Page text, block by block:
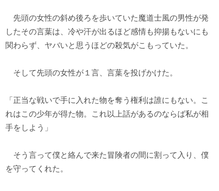
先頭の女性の斜め後ろを歩いていた魔道士風の男性が発
したその言葉は、冷や汗が出るほど感情も抑揚もないにも
関わらず、ヤバいと思うほどの殺気がこもっていた。
そして先頭の女性が１言、言葉を投げかけた。
「正当な戦いで手に入れた物を奪う権利は誰にもない。こ
れはこの少年が得た物。これ以上話があるのならば私が相
手をしよう」
そう言って僕と絡んで来た冒険者の間に割って入り、僕
を守ってくれた。